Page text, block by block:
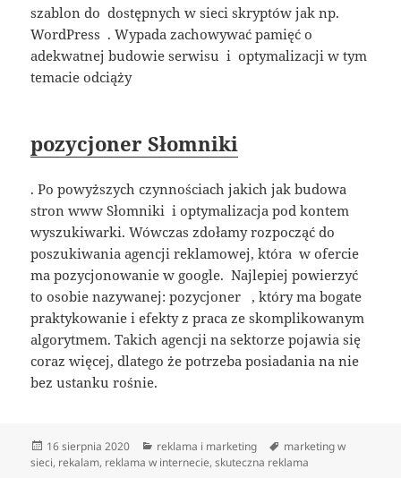
szablon do dostępnych w sieci skryptów jak np.
WordPress . Wypada zachowywać pamięć o
adekwatnej budowie serwisu i optymalizacji w tym
temacie odciąży
pozycjoner Słomniki
. Po powyższych czynnościach jakich jak budowa
stron www Słomniki i optymalizacja pod kontem
wyszukiwarki. Wówczas zdołamy rozpocząć do
poszukiwania agencji reklamowej, która w ofercie
ma pozycjonowanie w google. Najlepiej powierzyć
to osobie nazywanej: pozycjoner , który ma bogate
praktykowanie i efekty z praca ze skomplikowanym
algorytmem. Takich agencji na sektorze pojawia się
coraz więcej, dlatego że potrzeba posiadania na nie
bez ustanku rośnie.
Data
publikacji
16 sierpnia 2020 Kategorie
reklama i marketing Tagi
marketing w
sieci, rekalam, reklama w internecie,skuteczna reklama